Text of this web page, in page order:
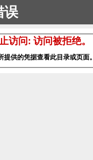
误
访问: 访问被拒绝。
提供的凭据查看此目录或页面。